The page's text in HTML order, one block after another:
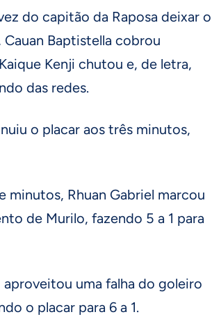
do capitão da Raposa deixar o
Cauan Baptistella cobrou
Kenji chutou e, de letra,
das redes.
o placar aos três minutos,
minutos, Rhuan Gabriel marcou
de Murilo, fazendo 5 a 1 para
uma falha do goleiro
o placar para 6 a 1.